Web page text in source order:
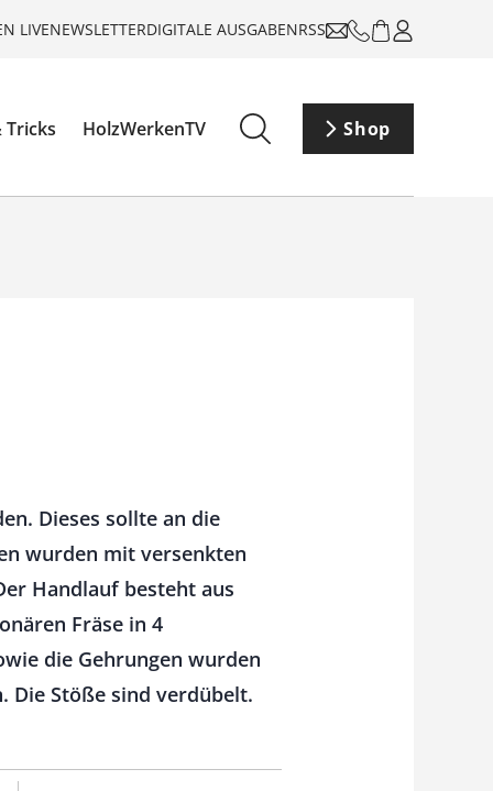
LIVENEWSLETTERDIGITALE AUSGABENRSS
Tricks HolzWerkenTV Shop
Dieses sollte an die
wurden mit versenkten
Handlauf besteht aus
Fräse in 4
die Gehrungen wurden
Die Stöße sind verdübelt.